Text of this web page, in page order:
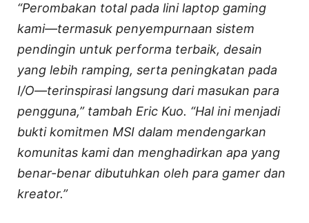
“Perombakan total pada lini laptop gaming
kami—termasuk penyempurnaan sistem
pendingin untuk performa terbaik, desain
yang lebih ramping, serta peningkatan pada
I/O—terinspirasi langsung dari masukan para
pengguna,” tambah Eric Kuo. “Hal ini menjadi
bukti komitmen MSI dalam mendengarkan
komunitas kami dan menghadirkan apa yang
benar-benar dibutuhkan oleh para gamer dan
kreator.”